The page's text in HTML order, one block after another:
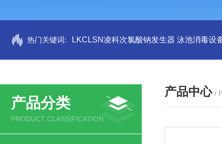
热门关键词: LKCLSN凌科次氯酸钠发生器 泳池消毒设
产品分类
PRODUCT CLASSIFICATION
产品中心 /